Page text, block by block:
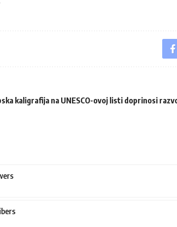
kaligrafija na UNESCO-ovoj listi doprinosi